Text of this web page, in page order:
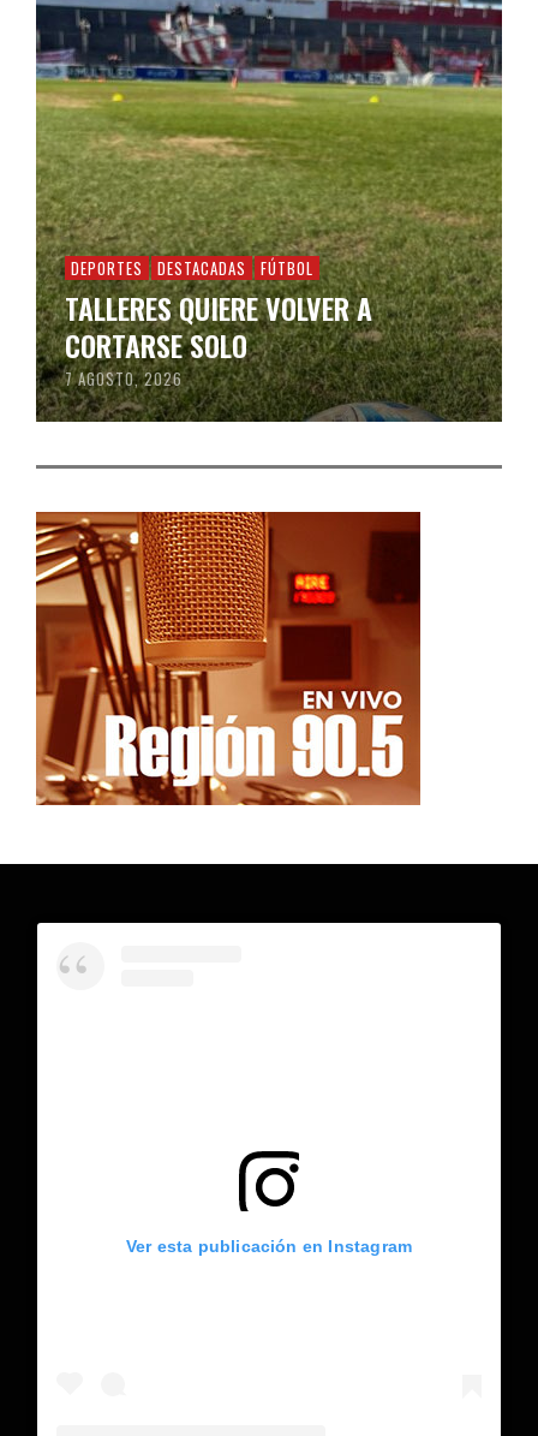
DEPORTES DESTACADAS FÚTBOL
TALLERES QUIERE VOLVER A
CORTARSE SOLO
7 AGOSTO, 2026
Ver esta publicación en Instagram